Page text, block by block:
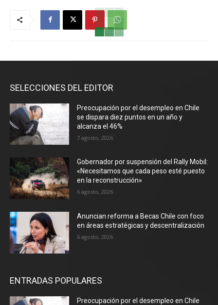
SELECCIONES DEL EDITOR
Preocupación por el desempleo en Chile
se dispara diez puntos en un año y
alcanza el 46%
7 agosto, 2026
Gobernador por suspensión del Rally Mobil:
«Necesitamos que cada peso esté puesto
en la reconstrucción»
6 agosto, 2026
Anuncian reforma a Becas Chile con foco
en áreas estratégicas y descentralización
6 agosto, 2026
ENTRADAS POPULARES
Preocupación por el desempleo en Chile